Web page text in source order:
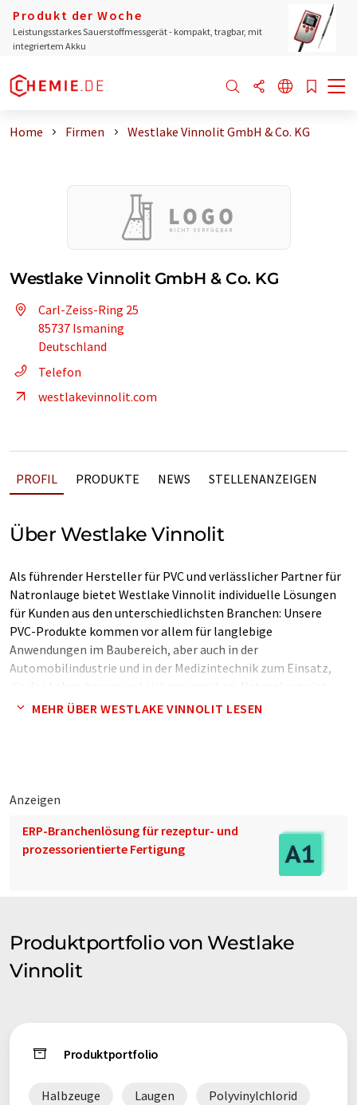
Produkt der Woche
Leistungsstarkes Sauerstoffmessgerät - kompakt, tragbar, mit
integriertem Akku
Home Firmen Westlake Vinnolit GmbH & Co. KG
Westlake Vinnolit GmbH & Co. KG
Carl-Zeiss-Ring 25
85737 Ismaning
Deutschland
Telefon
westlakevinnolit.com
PROFIL PRODUKTE NEWS STELLENANZEIGEN
Über Westlake Vinnolit
Als führender Hersteller für PVC und verlässlicher Partner für
Natronlauge bietet Westlake Vinnolit individuelle Lösungen
für Kunden aus den unterschiedlichsten Branchen: Unsere
PVC-Produkte kommen vor allem für langlebige
Anwendungen im Baubereich, aber auch in der
Automobilindustrie und in der Medizintechnik zum Einsatz,
eine wichtige Grundchemikalie und wird unter anderem für die
MEHR ÜBER WESTLAKE VINNOLIT LESEN
Anzeigen
ERP-Branchenlösung für rezeptur- und
prozessorientierte Fertigung
Produktportfolio von Westlake
Vinnolit
Produktportfolio
Halbzeuge Laugen Polyvinylchlorid